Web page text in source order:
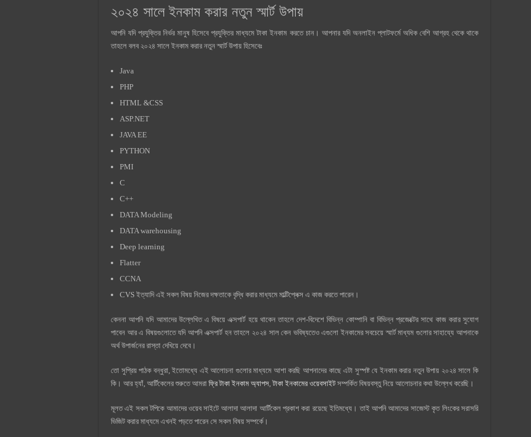
২০২৪ সালে ইনকাম করার নতুন স্মার্ট উপায়
আপনি যদি প্রযুক্তির নির্ভর মানুষ হিসেবে প্রযুক্তির মাধ্যমে টাকা ইনকাম করতে চান। আপনার যদি অনলাইন প্লাটফর্মে অধিক বেশি আগ্রহ থেকে থাকে
তাহলে বলব ২০২৪ সালে ইনকাম করার নতুন স্মার্ট উপায় হিসেবেঃ
Java
PHP
HTML &CSS
ASP.NET
JAVA EE
PYTHON
PMI
C
C++
DATA Modeling
DATA warehousing
Deep learning
Flatter
CCNA
CVS ইত্যাদি এই সকল বিষয় নিজের দক্ষতাকে বৃদ্ধি করার মাধ্যমে মাল্টিপ্লেক্স এ কাজ করতে পারেন।
কেননা আপনি যদি আমাদের উল্লেখিত এ বিষয়ে এক্সপার্ট হয়ে থাকেন তাহলে দেশ-বিদেশে বিভিন্ন কোম্পানি বা বিভিন্ন প্রজেক্টের সাথে কাজ করার সুযোগ
পাবেন আর এ বিষয়গুলোতে যদি আপনি এক্সপার্ট হন তাহলে ২০২৪ সাল কেন ভবিষ্যতেও এগুলো ইনকামের সবচেয়ে স্মার্ট মাধ্যম গুলোর সাহায্যে আপনাকে
অর্থ উপার্জনের রাস্তা দেখিয়ে দেবে।
তো সুপ্রিয় পাঠক বন্ধুরা, ইতোমধ্যে এই আলোচনা গুলোর মাধ্যমে আশা করছি আপনাদের কাছে এটা সুস্পষ্ট যে ইনকাম করার নতুন উপায় ২০২৪ সালে কি
কি। আর হ্যাঁ, আর্টিকেলের শুরুতে আমরা ফ্রি টাকা ইনকাম অ্যাপস,টাকা ইনকামের ওয়েবসাইট সম্পর্কিত বিষয়বস্তু নিয়ে আলোচনার কথা উল্লেখ করেছি।
মূলত এই সকল টপিকে আমাদের ওয়েব সাইটে আলাদা আলাদা আর্টিকেল প্রকাশ করা রয়েছে ইতিমধ্যে। তাই আপনি আমাদের সাজেস্ট কৃত লিংকের সরাসরি
ভিজিট করার মাধ্যমে এখনই পড়তে পারেন সে সকল বিষয় সম্পর্কে।